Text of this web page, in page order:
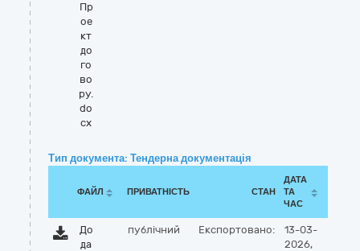
Пр
ое
кт
до
го
во
ру.
do
cx
Тип документа: Тендерна документація
ФАЙЛ ПРИВАТНІСТЬ СТАН
ДАТА
ТА
ЧАС
До
да
публічний Експортовано:
13-03-
2026,